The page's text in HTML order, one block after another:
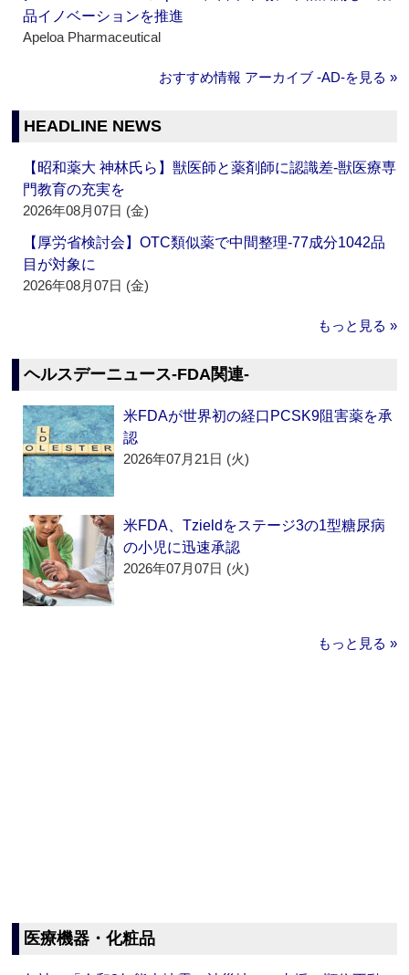
品イノベーションを推進
Apeloa Pharmaceutical
おすすめ情報 アーカイブ ‐AD‐を見る »
HEADLINE NEWS
【昭和薬大 神林氏ら】獣医師と薬剤師に認識差‐獣医療専
門教育の充実を
2026年08月07日 (金)
【厚労省検討会】OTC類似薬で中間整理‐77成分1042品
目が対象に
2026年08月07日 (金)
もっと見る »
ヘルスデーニュース‐FDA関連‐
米FDAが世界初の経口PCSK9阻害薬を承
認
2026年07月21日 (火)
米FDA、Tzieldをステージ3の1型糖尿病
の小児に迅速承認
2026年07月07日 (火)
もっと見る »
医療機器・化粧品